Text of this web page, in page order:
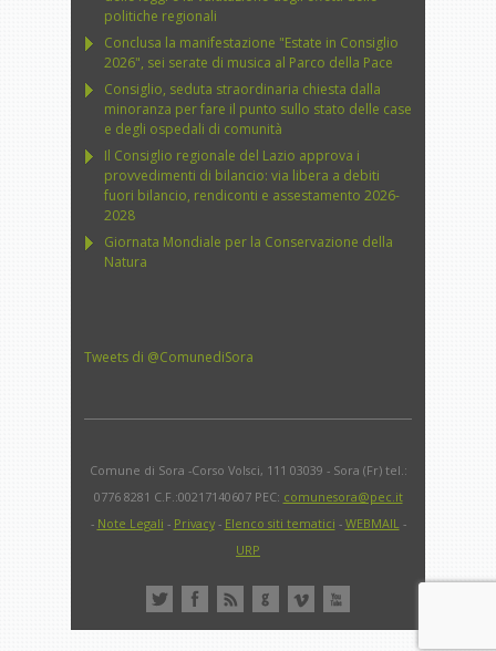
politiche regionali
Conclusa la manifestazione "Estate in Consiglio
2026", sei serate di musica al Parco della Pace
Consiglio, seduta straordinaria chiesta dalla
minoranza per fare il punto sullo stato delle case
e degli ospedali di comunità
Il Consiglio regionale del Lazio approva i
provvedimenti di bilancio: via libera a debiti
fuori bilancio, rendiconti e assestamento 2026-
2028
Giornata Mondiale per la Conservazione della
Natura
Tweets di @ComunediSora
Comune di Sora -Corso Volsci, 111 03039 - Sora (Fr) tel.:
0776 8281 C.F.:00217140607 PEC: comunesora@pec.it
- Note Legali - Privacy- Elenco siti tematici - WEBMAIL -
URP